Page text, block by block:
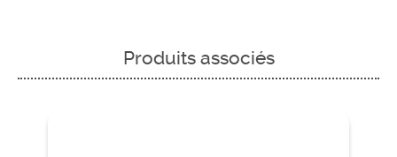
Produits associés